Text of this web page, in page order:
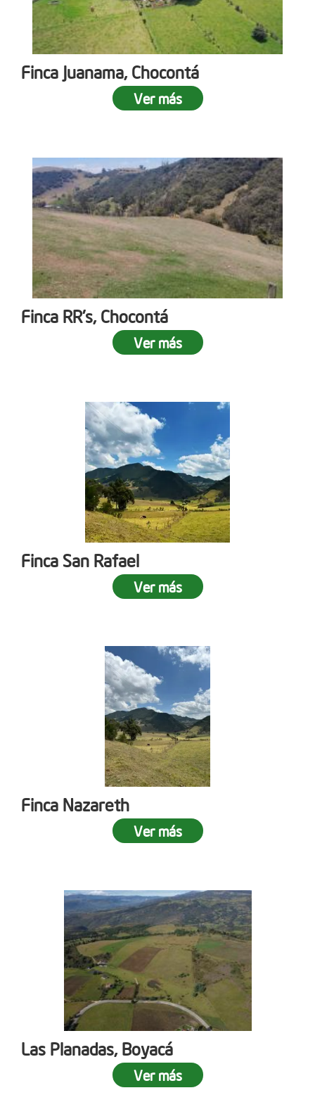
Finca Juanama, Chocontá
Ver más
Finca RR's, Chocontá
Ver más
Finca San Rafael
Ver más
Finca Nazareth
Ver más
Las Planadas, Boyacá
Ver más